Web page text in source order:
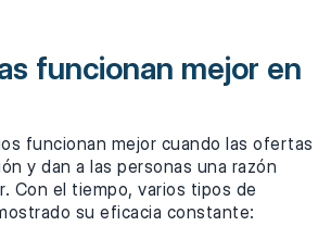
funcionan mejor en
funcionan mejor cuando las ofertas
y dan a las personas una razón
Con el tiempo, varios tipos de
su eficacia constante: